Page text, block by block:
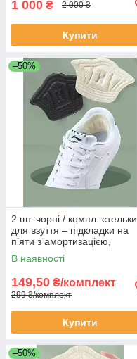
1 000 ₴ 2 000 ₴
Купити
–50%
2 шт. чорні / компл. стельки
для взуття – підкладки на
п’яти з амортизацією,
регульований розмір
В наявності
149,50 ₴/комплект
299 ₴/комплект
Купити
–50%